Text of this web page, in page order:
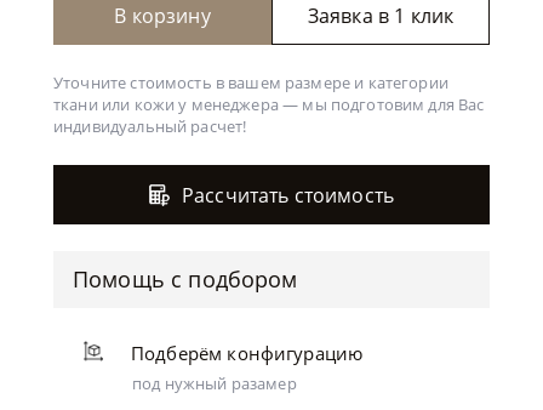
В корзину Заявка в 1 клик
Уточните стоимость в вашем размере и категории
ткани или кожи у менеджера — мы подготовим для Вас
индивидуальный расчет!
Рассчитать стоимость
Помощь с подбором
Подберём конфигурацию
под нужный разамер